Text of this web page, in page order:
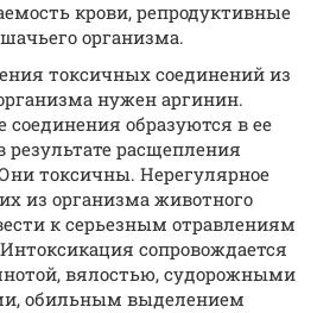
крови, репродуктивные
организма.
токсичных соединений из
нужен аргинин.
образуются в ее
результате расщепления
токсичны. Нерегулярное
из организма животного
к серьезным отравлениям
сопровождается
вялостью, судорожными
обильным выделением